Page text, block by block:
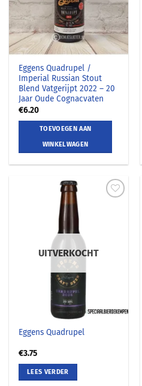
Eggens Quadrupel /
Imperial Russian Stout
Blend Vatgerijpt 2022 – 20
Jaar Oude Cognacvaten
€6.20
TOEVOEGEN AAN
WINKELWAGEN
UITVERKOCHT
Eggens Quadrupel
€3.75
LEES VERDER